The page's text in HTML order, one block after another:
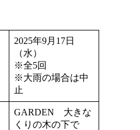
2025年9月17日
（水）
※全5回
※大雨の場合は中
止
GARDEN 大きな
くりの木の下で